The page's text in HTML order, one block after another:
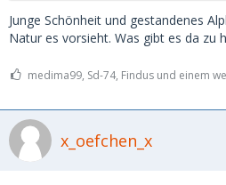
Junge Schönheit und gestandenes
Natur es vorsieht. Was gibt es da zu
medima99, Sd-74, Findus und einem
x_oefchen_x